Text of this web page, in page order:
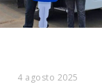
4 agosto 2025